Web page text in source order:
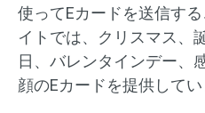
使ってEカードを送信す
イトでは、クリスマス、
日、バレンタインデー、
顔のEカードを提供してい